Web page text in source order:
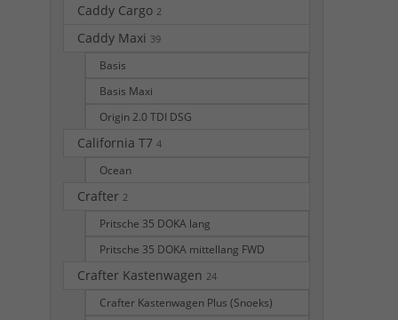
Caddy Cargo 2
Caddy Maxi 39
Basis
Basis Maxi
Origin 2.0 TDI DSG
California T7 4
Ocean
Crafter 2
Pritsche 35 DOKA lang
Pritsche 35 DOKA mittellang FWD
Crafter Kastenwagen 24
Crafter Kastenwagen Plus (Snoeks)